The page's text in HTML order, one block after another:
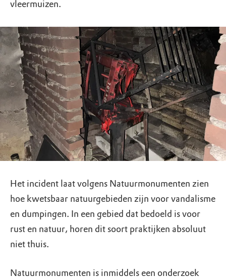
vleermuizen.
Het incident laat volgens Natuurmonumenten zien
hoe kwetsbaar natuurgebieden zijn voor vandalisme
en dumpingen. In een gebied dat bedoeld is voor
rust en natuur, horen dit soort praktijken absoluut
niet thuis.
Natuurmonumenten is inmiddels een onderzoek